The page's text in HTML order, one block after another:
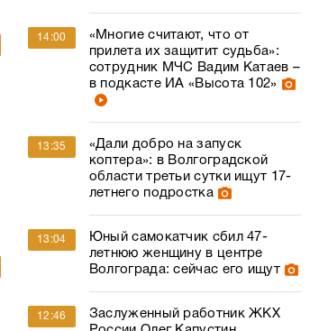
14:00
«Многие считают, что от
прилета их защитит судьба»:
сотрудник МЧС Вадим Катаев –
в подкасте ИА «Высота 102»
13:35
«Дали добро на запуск
коптера»: в Волгоградской
области третьи сутки ищут 17-
летнего подростка
13:04
Юный самокатчик сбил 47-
летнюю женщину в центре
Волгограда: сейчас его ищут
12:46
Заслуженный работник ЖКХ